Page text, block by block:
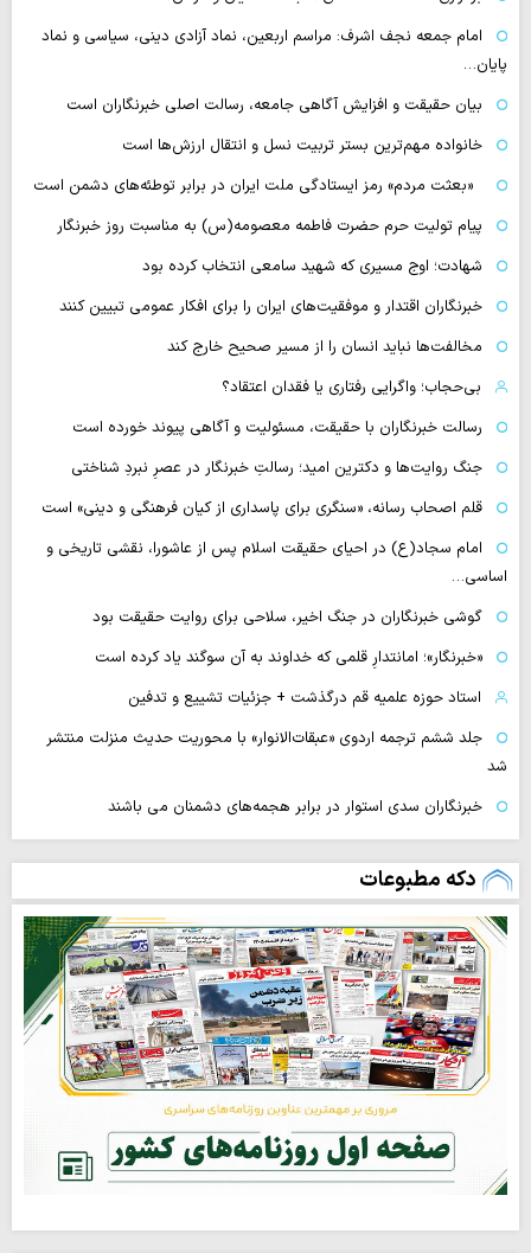
امام جمعه نجف اشرف: مراسم اربعین، نماد آزادی دینی، سیاسی و نماد
پایان…
بیان حقیقت و افزایش آگاهی جامعه، رسالت اصلی خبرنگاران است
خانواده مهم‌ترین بستر تربیت نسل و انتقال ارزش‌ها است
«بعثت مردم» رمز ایستادگی ملت ایران در برابر توطئه‌های دشمن است
پیام تولیت حرم حضرت فاطمه معصومه(س) به مناسبت روز خبرنگار
شهادت؛ اوج مسیری که شهید سامعی انتخاب کرده بود
خبرنگاران اقتدار و موفقیت‌های ایران را برای افکار عمومی تبیین کنند
مخالفت‌ها نباید انسان را از مسیر صحیح خارج کند
بی‌حجاب؛ واگرایی رفتاری یا فقدان اعتقاد؟
رسالت خبرنگاران با حقیقت، مسئولیت و آگاهی پیوند خورده است
جنگ روایت‌ها و دکترین امید؛ رسالتِ خبرنگار در عصرِ نبردِ شناختی
قلم اصحاب رسانه، «سنگری برای پاسداری از کیان فرهنگی و دینی» است
امام سجاد(ع) در احیای حقیقت اسلام پس از عاشورا، نقشی تاریخی و
اساسی…
گوشی خبرنگاران در جنگ اخیر، سلاحی برای روایت حقیقت بود
«خبرنگار»؛ امانتدارِ قلمی که خداوند به آن سوگند یاد کرده است
استاد حوزه علمیه قم درگذشت + جزئیات تشییع و تدفین
جلد ششم ترجمه اردوی «عبقات‌الانوار» با محوریت حدیث منزلت منتشر
شد
خبرنگاران سدی استوار در برابر هجمه‌های دشمنان می باشند
دکه مطبوعات